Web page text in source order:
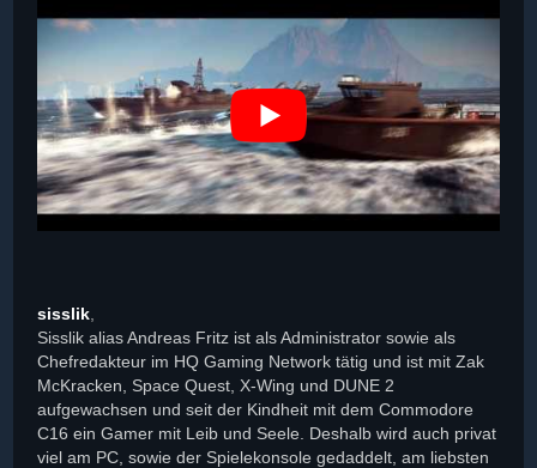
sisslik
Sisslik alias Andreas Fritz ist als Administrator sowie als
Chefredakteur im HQ Gaming Network tätig und ist mit Zak
McKracken, Space Quest, X-Wing und DUNE 2
aufgewachsen und seit der Kindheit mit dem Commodore
C16 ein Gamer mit Leib und Seele. Deshalb wird auch privat
viel am PC, sowie der Spielekonsole gedaddelt, am liebsten